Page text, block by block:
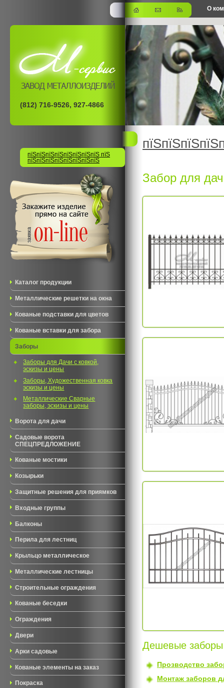
О
офис
(812) 716-9526, 927-4866
пїЅпїЅпїЅпїЅпїЅпїЅпїЅпїЅ пїЅ
пїЅпїЅпїЅпїЅпїЅпїЅпїЅпїЅ
Каталог продукции
Металлические решетки на окна
Кованые подставки для цветов
Кованые вставки для забора
Заборы
Заборы для Дачи с ковкой,
эскизы и цены
Заборы, Художественная ковка
эскизы и цены
Металлические Сварные
заборы, эскизы и цены
Ворота для дачи
Садовые ворота
СПЕЦПРЕДЛОЖЕНИЕ
Кованые мостики
Козырьки
Защитные решения для приямков
Входные группы
Балконы
Перила для лестниц
Крыльцо металлическое
Металлические лестницы
Строительные ограждения
Кованые беседки
Ограждения
Двери
Арки садовые
Кованые элементы на заказ
Покраска
Забор для
Дешевые заборы
Прозводство
Монтаж заборов